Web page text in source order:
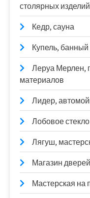
столярных изделий
Кедр, сауна
Купель,
Леруа Мерлен,
материалов
Лидер,
Лобовое
Лягуш,
Магазин
Мастерская на